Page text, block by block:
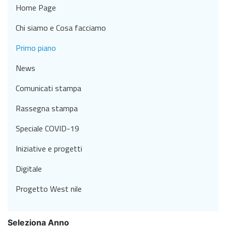
Seleziona Anno
Home Page
Chi siamo e Cosa facciamo
Primo piano
News
Comunicati stampa
Rassegna stampa
Speciale COVID-19
Iniziative e progetti
Digitale
Progetto West nile